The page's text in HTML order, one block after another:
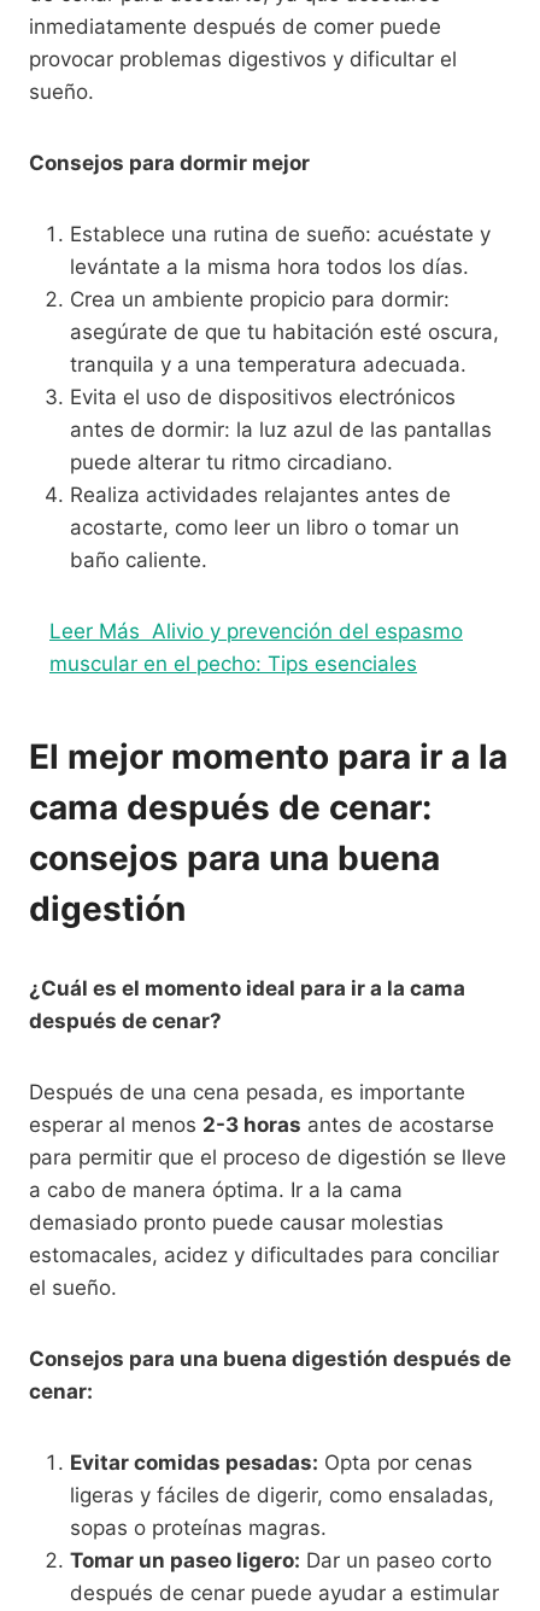
inmediatamente después de comer puede
provocar problemas digestivos y dificultar el
sueño.
Consejos para dormir mejor
Establece una rutina de sueño: acuéstate y
levántate a la misma hora todos los días.
Crea un ambiente propicio para dormir:
asegúrate de que tu habitación esté oscura,
tranquila y a una temperatura adecuada.
Evita el uso de dispositivos electrónicos
antes de dormir: la luz azul de las pantallas
puede alterar tu ritmo circadiano.
Realiza actividades relajantes antes de
acostarte, como leer un libro o tomar un
baño caliente.
Leer Más Alivio y prevención del espasmo
muscular en el pecho: Tips esenciales
El mejor momento para ir a la
cama después de cenar:
consejos para una buena
digestión
¿Cuál es el momento ideal para ir a la cama
después de cenar?
Después de una cena pesada, es importante
esperar al menos 2-3 horas antes de acostarse
para permitir que el proceso de digestión se lleve
a cabo de manera óptima. Ir a la cama
demasiado pronto puede causar molestias
estomacales, acidez y dificultades para conciliar
el sueño.
Consejos para una buena digestión después de
cenar:
Evitar comidas pesadas: Opta por cenas
ligeras y fáciles de digerir, como ensaladas,
sopas o proteínas magras.
Tomar un paseo ligero: Dar un paseo corto
después de cenar puede ayudar a estimular